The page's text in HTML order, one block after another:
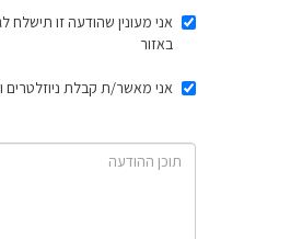
חוות דעתאני מעונין שהודעה זו תישלח
באזור
אני מאשר/ת קבלת ניוזלטרים